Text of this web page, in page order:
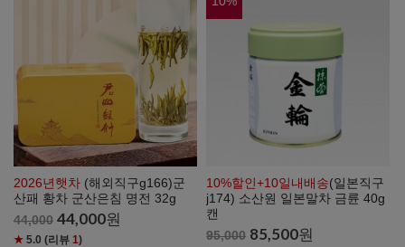
2026년햇차 (해외직구g166)군
산패 황차 군산은침 명전 32g
44,000 44,000원
★ 5.0 (리뷰 1)
10%할인+10일내배송(일본직구
j174) 소산원 일본말차 금륜 40g
캔
95,000 85,500원